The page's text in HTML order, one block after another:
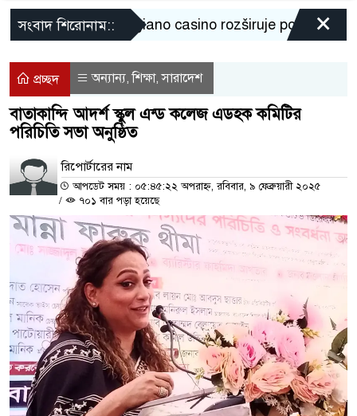
সংবাদ শিরোনাম::Legiano casino rozširuje ponuku a×
প্রচ্ছদ অন্যান্য,শিক্ষা,সারাদেশ
বাতাকান্দি আদর্শ স্কুল এন্ড কলেজ এডহক কমিটির
পরিচিতি সভা অনুষ্ঠিত
রিপোর্টারের নাম
আপডেট সময় : ০৫:৪৫:২২ অপরাহ্ন, রবিবার, ৯ ফেব্রুয়ারী ২০২৫
/
৭০১ বার পড়া হয়েছে